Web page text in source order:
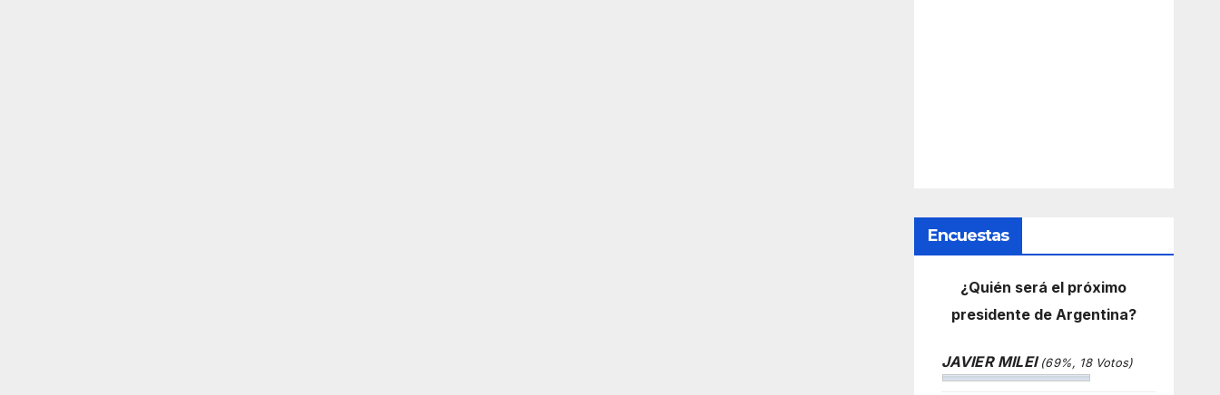
Encuestas
¿Quién será el próximo
presidente de Argentina?
JAVIER MILEI (69%, 18 Votos)